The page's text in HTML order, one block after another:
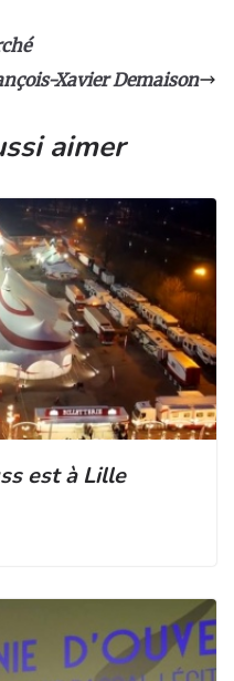
Xavier Demaison
aimer
est à Lille